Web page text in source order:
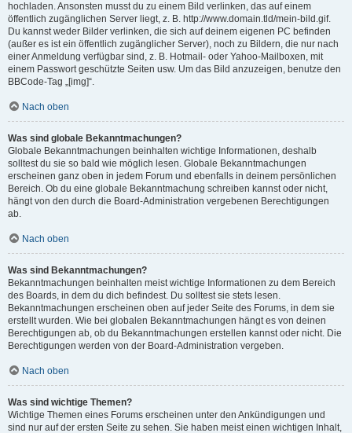
hochladen. Ansonsten musst du zu einem Bild verlinken, das auf einem
öffentlich zugänglichen Server liegt, z. B. http://www.domain.tld/mein-bild.gif.
Du kannst weder Bilder verlinken, die sich auf deinem eigenen PC befinden
(außer es ist ein öffentlich zugänglicher Server), noch zu Bildern, die nur nach
einer Anmeldung verfügbar sind, z. B. Hotmail- oder Yahoo-Mailboxen, mit
einem Passwort geschützte Seiten usw. Um das Bild anzuzeigen, benutze den
BBCode-Tag „[img]“.
Nach oben
Was sind globale Bekanntmachungen?
Globale Bekanntmachungen beinhalten wichtige Informationen, deshalb
solltest du sie so bald wie möglich lesen. Globale Bekanntmachungen
erscheinen ganz oben in jedem Forum und ebenfalls in deinem persönlichen
Bereich. Ob du eine globale Bekanntmachung schreiben kannst oder nicht,
hängt von den durch die Board-Administration vergebenen Berechtigungen
ab.
Nach oben
Was sind Bekanntmachungen?
Bekanntmachungen beinhalten meist wichtige Informationen zu dem Bereich
des Boards, in dem du dich befindest. Du solltest sie stets lesen.
Bekanntmachungen erscheinen oben auf jeder Seite des Forums, in dem sie
erstellt wurden. Wie bei globalen Bekanntmachungen hängt es von deinen
Berechtigungen ab, ob du Bekanntmachungen erstellen kannst oder nicht. Die
Berechtigungen werden von der Board-Administration vergeben.
Nach oben
Was sind wichtige Themen?
Wichtige Themen eines Forums erscheinen unter den Ankündigungen und
sind nur auf der ersten Seite zu sehen. Sie haben meist einen wichtigen Inhalt,